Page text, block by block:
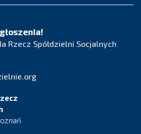
Rzecz Spółdzielni Socjalnych